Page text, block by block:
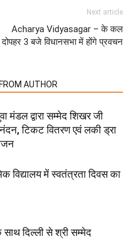
Next article
Acharya Vidyasagar – के कल
दोपहर 3 बजे विधानसभा में होंगे प्रवचन
AUTHOR
मंडल द्वारा सम्मेद शिखर जी
टिकट वितरण एवं लकी ड्रा
विद्यालय में स्वतंत्रता दिवस का
साथ दिल्ली से श्री सम्मेद